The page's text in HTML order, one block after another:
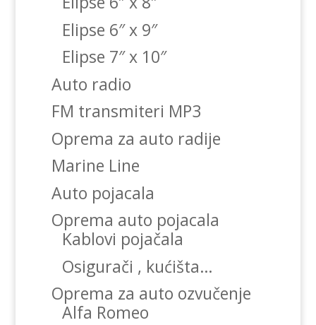
Elipse 6″ x 9″
Elipse 7″ x 10″
Auto radio
FM transmiteri MP3
Oprema za auto radije
Marine Line
Auto pojacala
Oprema auto pojacala
Kablovi pojačala
Osigurači , kućišta…
Oprema za auto ozvučenje
Alfa Romeo